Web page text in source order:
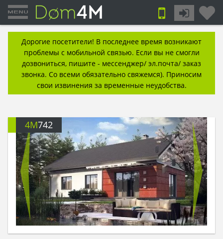
Дорогие посетители! В последнее время возникают
проблемы с мобильной связью. Если вы не смогли
дозвониться, пишите - мессенджер/ эл.почта/ заказ
звонка. Со всеми обязательно свяжемся). Приносим
свои извинения за временные неудобства.
4M742